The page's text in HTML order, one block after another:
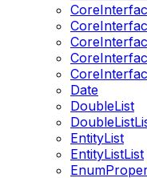
Date
DoubleList
EntityList
EntityListList